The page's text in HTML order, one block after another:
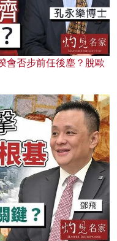
會否步前任後塵？脫歐